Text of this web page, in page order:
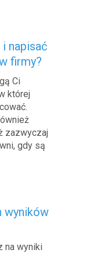
napisać
firmy?
Ci
której
zazwyczaj
gdy są
wyników
na wyniki